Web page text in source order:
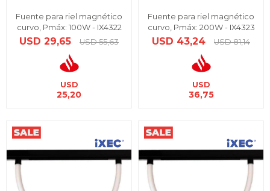
Fuente para riel magnético
curvo, Pmáx: 100W - IX4322
USD 29,65 USD 55,63
USD
25,20
Fuente para riel magnético
curvo, Pmáx: 200W - IX4323
USD 43,24 USD 81,14
USD
36,75